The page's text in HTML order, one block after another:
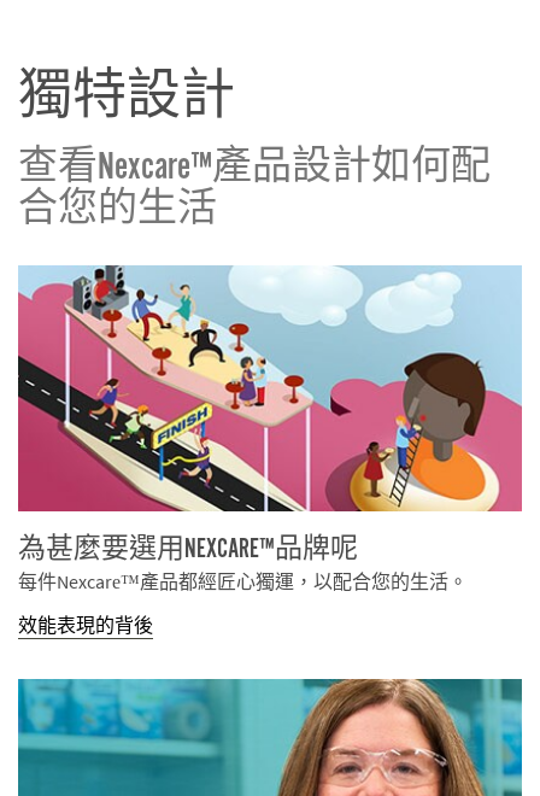
獨特設計
查看Nexcare™產品設計如何配
合您的生活
為甚麼要選用NEXCARE™品牌呢
每件Nexcare™產品都經匠心獨運，以配合您的生活。
效能表現的背後